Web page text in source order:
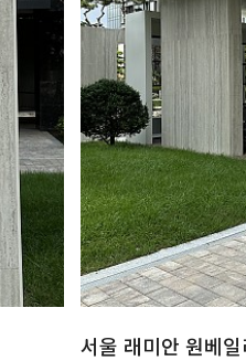
서울 래미안 원베